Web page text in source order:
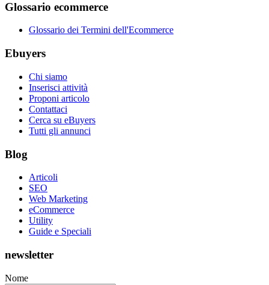
Glossario ecommerce
Glossario dei Termini dell'Ecommerce
Ebuyers
Chi siamo
Inserisci attività
Proponi articolo
Contattaci
Cerca su eBuyers
Tutti gli annunci
Blog
Articoli
SEO
Web Marketing
eCommerce
Utility
Guide e Speciali
newsletter
Nome